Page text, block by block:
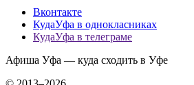
Вконтакте
КудаУфа в однокласниках
КудаУфа в телеграме
Афиша Уфа — куда сходить в Уфе